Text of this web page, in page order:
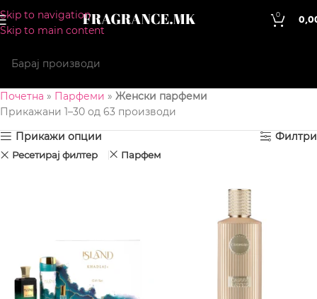
Skip to navigation
Skip to main content
0
Почетна » Парфеми » Женски парфеми
Прикажани 1–30 од 63 производи
Прикажи опции
Филтри
Ресетирај филтер Парфем